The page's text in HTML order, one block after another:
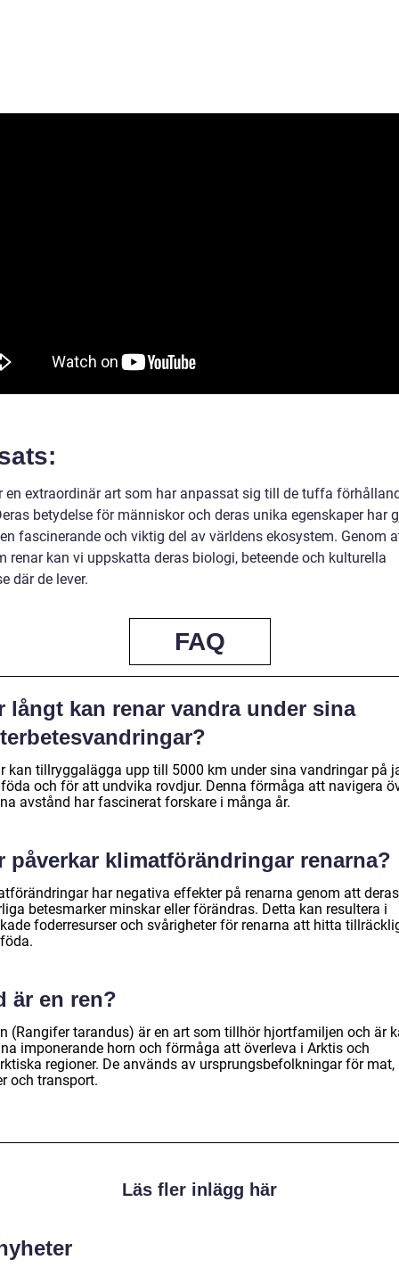
en extraordinär art som har anpassat sig till de tuffa
betydelse för människor och deras unika egenskaper har
fascinerande och viktig del av världens ekosystem. Genom
renar kan vi uppskatta deras biologi, beteende och kulturella
där de lever.
FAQ
långt kan renar vandra under sina
kan tillryggalägga upp till 5000 km under sina vandringar på
och för att undvika rovdjur. Denna förmåga att navigera
avstånd har fascinerat forskare i många år.
påverkar klimatförändringar renarna?
har negativa effekter på renarna genom att deras
betesmarker minskar eller förändras. Detta kan resultera i
foderresurser och svårigheter för renarna att hitta
är en ren?
(Rangifer tarandus) är en art som tillhör hjortfamiljen och är
imponerande horn och förmåga att överleva i Arktis och
regioner. De används av ursprungsbefolkningar för mat,
och transport.
Läs fler inlägg här